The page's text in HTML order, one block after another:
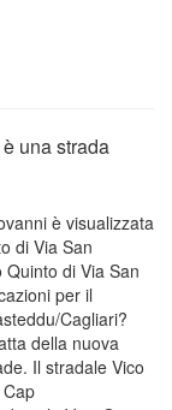
una strada
è visualizzata
di Via San
di Via San
per il
Cagliari?
della nuova
Il stradale Vico